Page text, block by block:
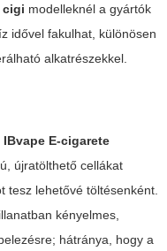
cigi modelleknél a gyártók
idővel fakulhat, különösen
alkatrészekkel.
IBvape E-cigarete
újratölthető cellákat
tesz lehetővé töltésenként.
kényelmes,
hátránya, hogy a